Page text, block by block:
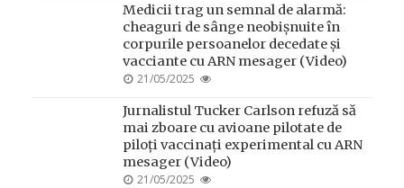
Medicii trag un semnal de alarmă:
cheaguri de sânge neobișnuite în
corpurile persoanelor decedate și
vacciante cu ARN mesager (Video)
POSTED
21/05/2025
Jurnalistul Tucker Carlson refuză să
mai zboare cu avioane pilotate de
piloți vaccinați experimental cu ARN
mesager (Video)
POSTED
21/05/2025